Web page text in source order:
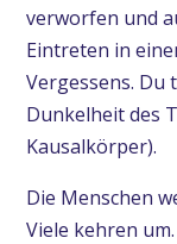
verworfen und
Eintreten in
Vergessens. Du
Dunkelheit des
Kausalkörper).
Die Menschen
Viele kehren